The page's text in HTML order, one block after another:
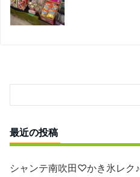
最近の投稿
シャンテ南吹田♡かき氷レク♪